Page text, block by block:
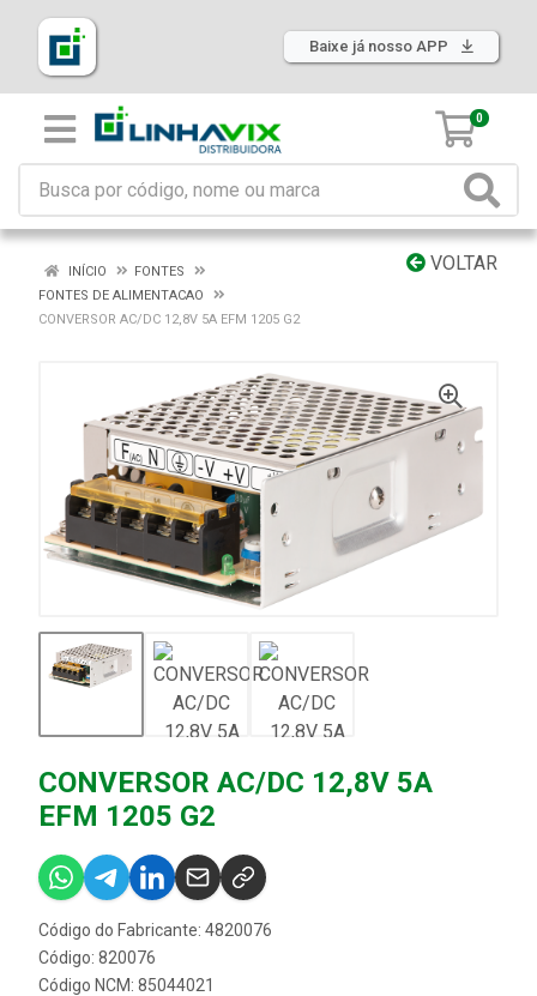
Baixe já nosso APP
0
VOLTAR
INÍCIO
FONTES
FONTES DE ALIMENTACAO
CONVERSOR AC/DC 12,8V 5A EFM 1205 G2
CONVERSOR AC/DC 12,8V 5A
EFM 1205 G2
Código do Fabricante: 4820076
Código: 820076
Código NCM: 85044021